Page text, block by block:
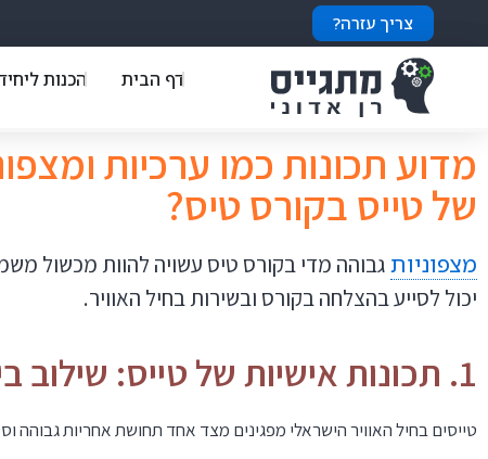
צריך עזרה?
דף הבית הכנות
מדוע תכונות כמו ערכיות
של טייס בקורס טיס?
מצפוניותגבוהה מדי בקורס טיס עשויה להוות מכשול
יכול לסייע בהצלחה בקורס ובשירות בחיל האוויר.
1. תכונות אישיות של טייס: שילוב בין ערכיות וגמישות
טייסים בחיל האוויר הישראלי מפגינים מצד אחד תחושת אחריות גבוהה